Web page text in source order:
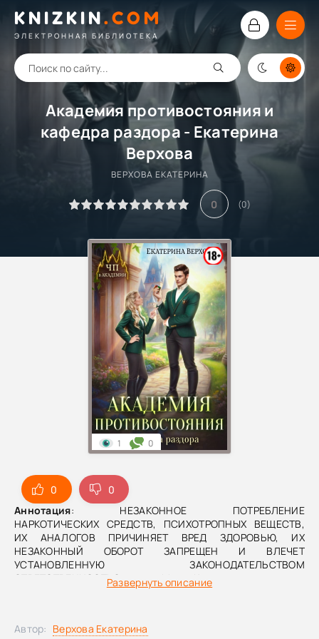
KNIZKIN.COM
ЭЛЕКТРОННАЯ БИБЛИОТЕКА
Академия противостояния и
кафедра раздора - Екатерина
Верхова
ВЕРХОВА ЕКАТЕРИНА
0 (0)
0
0
Аннотация: НЕЗАКОННОЕ ПОТРЕБЛЕНИЕ
НАРКОТИЧЕСКИХ СРЕДСТВ, ПСИХОТРОПНЫХ ВЕЩЕСТВ,
ИХ АНАЛОГОВ ПРИЧИНЯЕТ ВРЕД ЗДОРОВЬЮ, ИХ
НЕЗАКОННЫЙ ОБОРОТ ЗАПРЕЩЕН И ВЛЕЧЕТ
УСТАНОВЛЕННУЮ ЗАКОНОДАТЕЛЬСТВОМ
ОТВЕТСТВЕННОСТЬСтудия «МедиаКнига» представляет
аудиокнигу популярной современной писательницы
Книга прочитана популярной актрисой и радиоведущей
Развернуть описание
1 0
Автор: Верхова Екатерина